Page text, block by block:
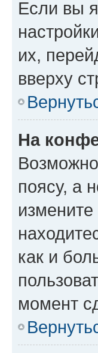
Если вы
их,
вверху
На
поясу, а
как и
момент